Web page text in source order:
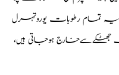
یہ تمام رطوبات یوروتہرل
جھٹکےسےخارج ہوجاتی ہیں،